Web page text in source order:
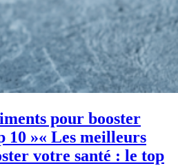
pour booster
10 »« Les meilleurs
votre santé : le top